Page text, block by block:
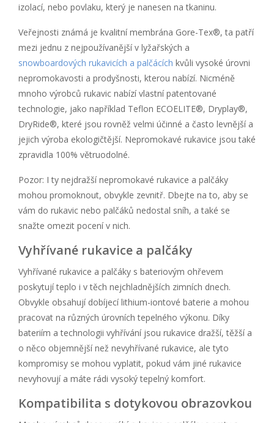
izolací, nebo povlaku, který je nanesen na tkaninu.
Veřejnosti známá je kvalitní membrána Gore-Tex®, ta patří
mezi jednu z nejpoužívanější v lyžařských a
snowboardových rukavicích a palčácích kvůli vysoké úrovni
nepromokavosti a prodyšnosti, kterou nabízí. Nicméně
mnoho výrobců rukavic nabízí vlastní patentované
technologie, jako například Teflon ECOELITE®, Dryplay®,
DryRide®, které jsou rovněž velmi účinné a často levnější a
jejich výroba ekologičtější. Nepromokavé rukavice jsou také
zpravidla 100% větruodolné.
Pozor: I ty nejdražší nepromokavé rukavice a palčáky
mohou promoknout, obvykle zevnitř. Dbejte na to, aby se
vám do rukavic nebo palčáků nedostal sníh, a také se
snažte omezit pocení v nich.
Vyhřívané rukavice a palčáky
Vyhřívané rukavice a palčáky s bateriovým ohřevem
poskytují teplo i v těch nejchladnějších zimních dnech.
Obvykle obsahují dobíjecí lithium-iontové baterie a mohou
pracovat na různých úrovních tepelného výkonu. Díky
bateriím a technologii vyhřívání jsou rukavice dražší, těžší a
o něco objemnější než nevyhřívané rukavice, ale tyto
kompromisy se mohou vyplatit, pokud vám jiné rukavice
nevyhovují a máte rádi vysoký tepelný komfort.
Kompatibilita s dotykovou obrazovkou